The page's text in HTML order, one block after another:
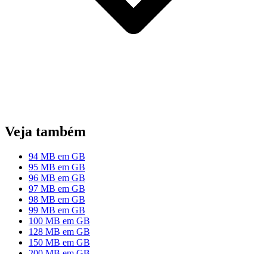
Veja também
94 MB em GB
95 MB em GB
96 MB em GB
97 MB em GB
98 MB em GB
99 MB em GB
100 MB em GB
128 MB em GB
150 MB em GB